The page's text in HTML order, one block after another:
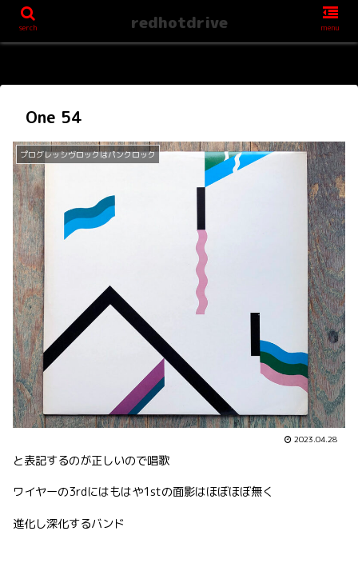
One 54
プログレッシヴロックはパンクロック
2023.04.28
と表記するのが正しいので唱歌
ワイヤーの3rdにはもはや1stの面影はほぼほぼ無く
進化し深化するバンド
serch redhotdrive menu